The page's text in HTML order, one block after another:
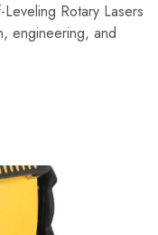
Rotary Lasers
engineering, and